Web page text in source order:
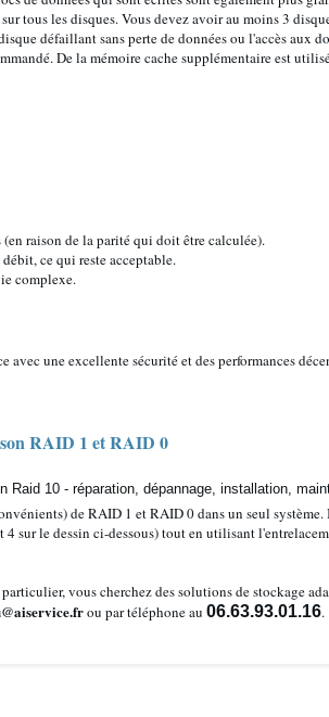
tous les disques. Vous devez avoir au moins 3
défaillant sans perte de données ou l'accès aux
De la mémoire cache supplémentaire est
raison de la parité qui doit être calculée).
ce qui reste acceptable.
complexe.
avec une excellente sécurité et des performances
RAID 1 et RAID 0
de RAID 1 et RAID 0 dans un seul
sur le dessin ci-dessous) tout en utilisant
vous cherchez des solutions de stockage
ou par téléphone au 06.63.93.01.16.